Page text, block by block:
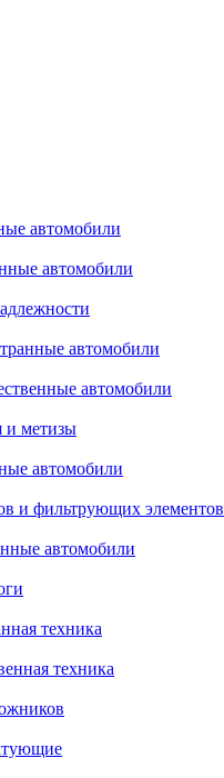
автомобили
автомобили
автомобили
автомобили
и метизы
автомобили
и фильтрующих элементов
автомобили
техника
техника